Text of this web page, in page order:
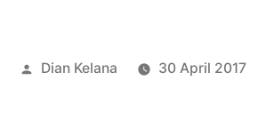
Posted
Dian Kelana 30 April 2017